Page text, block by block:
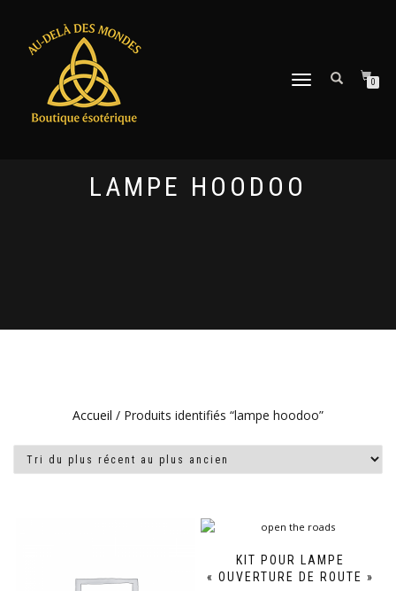
DÉPLIER
0
LAMPE HOODOO
Accueil / Produits identifiés “lampe hoodoo”
KIT POUR LAMPE
« OUVERTURE DE ROUTE »